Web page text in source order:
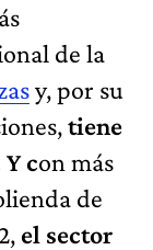
de la
y, por su
tiene
con más
de
el sector